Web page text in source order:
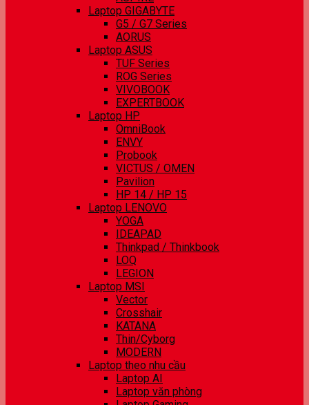
Laptop GIGABYTE
G5 / G7 Series
AORUS
Laptop ASUS
TUF Series
ROG Series
VIVOBOOK
EXPERTBOOK
Laptop HP
OmniBook
ENVY
Probook
VICTUS / OMEN
Pavilion
HP 14 / HP 15
Laptop LENOVO
YOGA
IDEAPAD
Thinkpad / Thinkbook
LOQ
LEGION
Laptop MSI
Vector
Crosshair
KATANA
Thin/Cyborg
MODERN
Laptop theo nhu cầu
Laptop AI
Laptop văn phòng